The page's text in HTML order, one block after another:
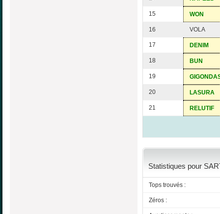
15 WON
16 VOLA
17 DENIM
18 BUN
19
20 LASURA
21 RELUTIF
Statistiques pour
Tops trouvés :
Zéros :